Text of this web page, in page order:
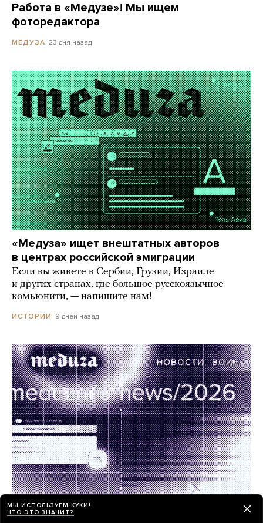
Работа в «Медузе»! Мы ищем
фоторедактора
МЕДУЗА 23 дня назад
«Медуза» ищет внештатных авторов
в центрах российской эмиграции
Если вы живете в Сербии, Грузии, Израиле
и других странах, где большое русскоязычное
комьюнити, — напишите нам!
ИСТОРИИ 9 дней назад
Работа в «Медузе»! Мы ищем редактора
МЫ ИСПОЛЬЗУЕМ КУКИ!
ЧТО ЭТО ЗНАЧИТ?